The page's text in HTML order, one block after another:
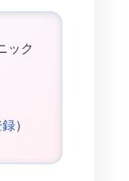
ック
）